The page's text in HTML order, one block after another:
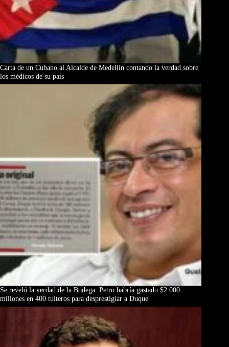
Carta de un Cubano al Alcalde de Medellín contando la verdad sobre
los médicos de su país
Se reveló la verdad de la Bodega: Petro habría gastado $2.000
millones en 400 tuiteros para desprestigiar a Duque